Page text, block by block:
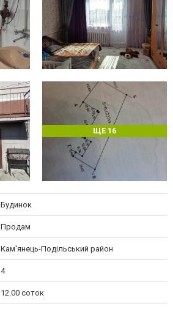
ЩЕ 16
Будинок
Продам
Кам'янець-Подільський район
4
12.00 соток